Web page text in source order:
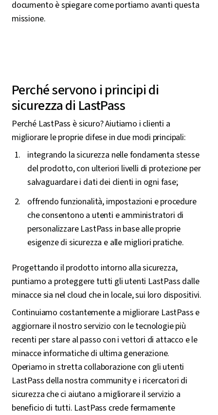
documento è spiegare come portiamo avanti questa
missione.
Perché servono i principi di
sicurezza di LastPass
Perché LastPass è sicuro? Aiutiamo i clienti a
migliorare le proprie difese in due modi principali:
integrando la sicurezza nelle fondamenta stesse
del prodotto, con ulteriori livelli di protezione per
salvaguardare i dati dei clienti in ogni fase;
offrendo funzionalità, impostazioni e procedure
che consentono a utenti e amministratori di
personalizzare LastPass in base alle proprie
esigenze di sicurezza e alle migliori pratiche.
Progettando il prodotto intorno alla sicurezza,
puntiamo a proteggere tutti gli utenti LastPass dalle
minacce sia nel cloud che in locale, sui loro dispositivi.
Continuiamo costantemente a migliorare LastPass e
aggiornare il nostro servizio con le tecnologie più
recenti per stare al passo con i vettori di attacco e le
minacce informatiche di ultima generazione.
Operiamo in stretta collaborazione con gli utenti
LastPass della nostra community e i ricercatori di
sicurezza che ci aiutano a migliorare il servizio a
beneficio di tutti. LastPass crede fermamente